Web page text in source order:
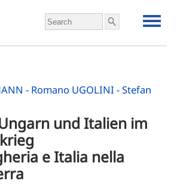
- Romano UGOLINI - Stefan
und Italien im
e Italia nella